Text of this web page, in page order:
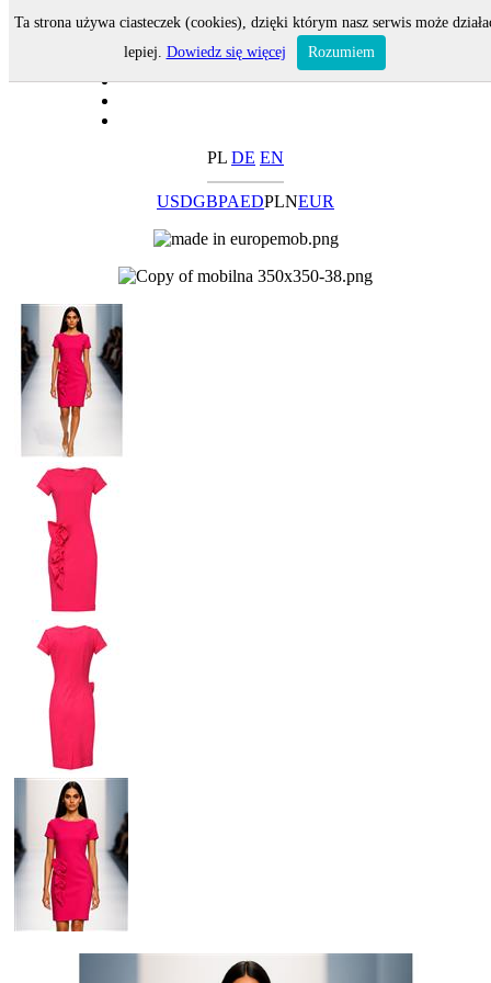
PL DE EN
USDGBPAEDPLNEUR
Ta strona używa ciasteczek (cookies), dzięki którym nasz serwis może
lepiej. Dowiedz się więcej Rozumiem